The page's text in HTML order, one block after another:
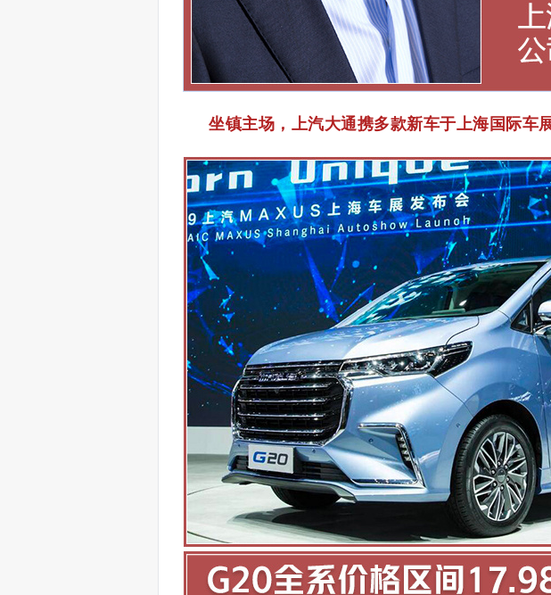
坐镇主场，上汽大通携多款新车于上海国际车